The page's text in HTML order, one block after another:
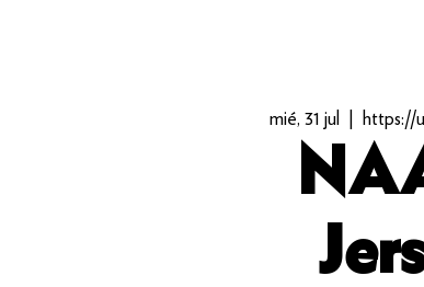
mié, 31 jul https://